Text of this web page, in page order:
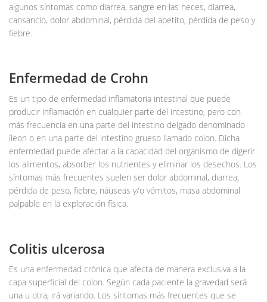
algunos síntomas como diarrea, sangre en las heces, diarrea,
cansancio, dolor abdominal, pérdida del apetito, pérdida de peso y
fiebre.
Enfermedad de Crohn
Es un tipo de enfermedad inflamatoria intestinal que puede
producir inflamación en cualquier parte del intestino, pero con
más frecuencia en una parte del intestino delgado denominado
íleon o en una parte del intestino grueso llamado colon. Dicha
enfermedad puede afectar a la capacidad del organismo de digerir
los alimentos, absorber los nutrientes y eliminar los desechos. Los
síntomas más frecuentes suelen ser dolor abdominal, diarrea,
pérdida de peso, fiebre, náuseas y/o vómitos, masa abdominal
palpable en la exploración física.
Colitis ulcerosa
Es una enfermedad crónica que afecta de manera exclusiva a la
capa superficial del colon. Según cada paciente la gravedad será
una u otra, irá variando. Los síntomas más frecuentes que se